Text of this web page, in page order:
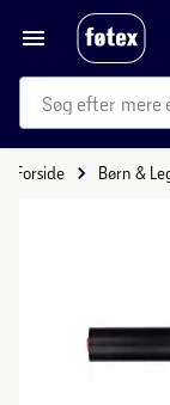
mere
Forside Børn &